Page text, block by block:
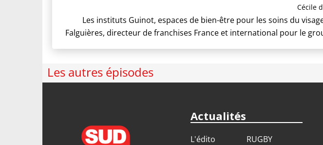
Cécile
Les instituts Guinot, espaces de bien-être pour les soins du
Falguières, directeur de franchises France et international pour le
Les autres épisodes
Actualités
L'édito
RUGBY